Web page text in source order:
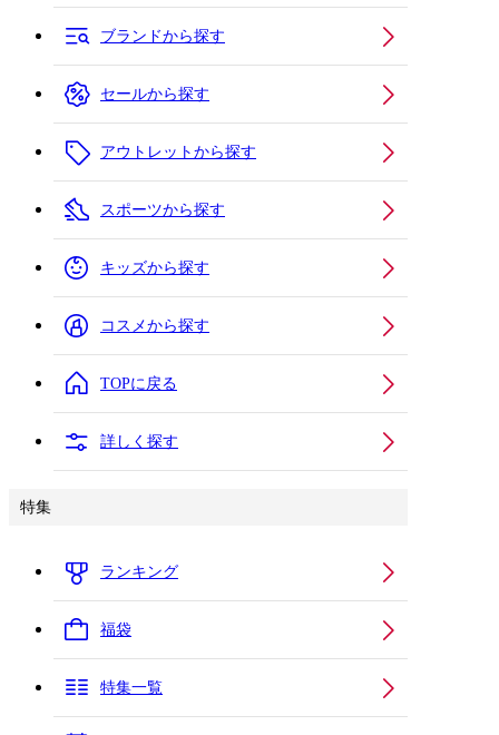
ブランドから探す
セールから探す
アウトレットから探す
スポーツから探す
キッズから探す
コスメから探す
TOPに戻る
詳しく探す
特集
ランキング
福袋
特集一覧